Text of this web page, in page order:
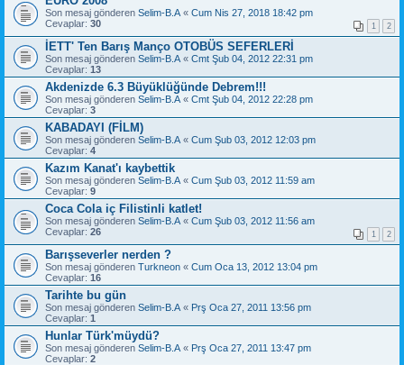
Son mesaj gönderen Selim-B.A « Cum Nis 27, 2018 18:42 pm
Cevaplar: 30 1 2
İETT' Ten Barış Manço OTOBÜS SEFERLERİ
Son mesaj gönderen Selim-B.A « Cmt Şub 04, 2012 22:31 pm
Cevaplar: 13
Akdenizde 6.3 Büyüklüğünde Debrem!!!
Son mesaj gönderen Selim-B.A « Cmt Şub 04, 2012 22:28 pm
Cevaplar: 3
KABADAYI (FİLM)
Son mesaj gönderen Selim-B.A « Cum Şub 03, 2012 12:03 pm
Cevaplar: 4
Kazım Kanat'ı kaybettik
Son mesaj gönderen Selim-B.A « Cum Şub 03, 2012 11:59 am
Cevaplar: 9
Coca Cola iç Filistinli katlet!
Son mesaj gönderen Selim-B.A « Cum Şub 03, 2012 11:56 am
Cevaplar: 26 1 2
Barışseverler nerden ?
Son mesaj gönderen Turkneon « Cum Oca 13, 2012 13:04 pm
Cevaplar: 16
Tarihte bu gün
Son mesaj gönderen Selim-B.A « Prş Oca 27, 2011 13:56 pm
Cevaplar: 1
Hunlar Türk'müydü?
Son mesaj gönderen Selim-B.A « Prş Oca 27, 2011 13:47 pm
Cevaplar: 2